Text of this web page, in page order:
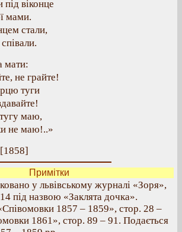
віконце
мами.
стали,
мати:
не грайте!
туги
маю,
не маю!..»
[1858]
Примітки
у львівському журналі «Зоря»,
під назвою «Заклята дочка».
1857 – 1859», стор. 28 –
1861», стор. 89 – 91. Подається